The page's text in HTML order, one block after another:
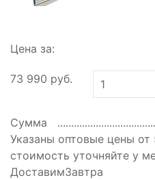
Цена за:
73 990 руб.
Сумма
Указаны оптовые цены от
стоимость уточняйте у
ДоставимЗавтра